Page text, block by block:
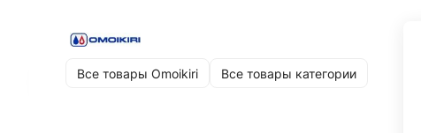
Все товары Omoikiri Все товары категории